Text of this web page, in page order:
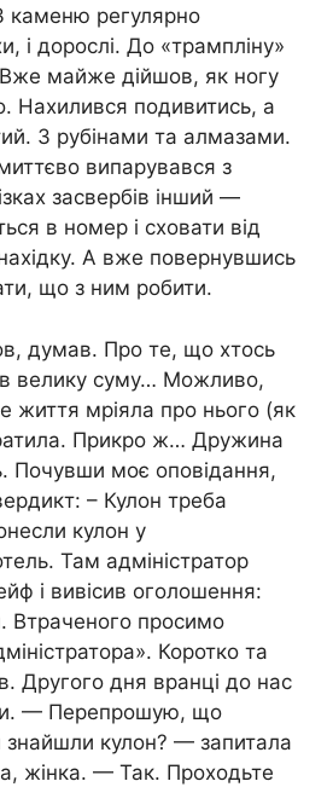
каменю регулярно
і дорослі. До «трампліну»
майже дійшов, як ногу
Нахилився подивитись, а
З рубінами та алмазами.
випарувався з
засвербів інший —
в номер і сховати від
А вже повернувшись
що з ним робити.
думав. Про те, що хтось
велику суму… Можливо,
життя мріяла про нього (як
Прикро ж… Дружина
Почувши моє оповідання,
– Кулон треба
кулон у
Там адміністратор
і вивісив оголошення:
Втраченого просимо
Коротко та
Другого дня вранці до нас
— Перепрошую, що
кулон? — запитала
жінка. — Так. Проходьте